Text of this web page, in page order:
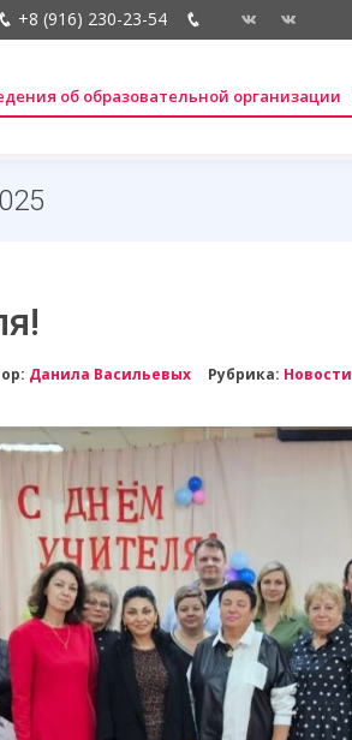
+8 (916) 230-23-54
об образовательной организации
Данила Васильевых Рубрика: Новости